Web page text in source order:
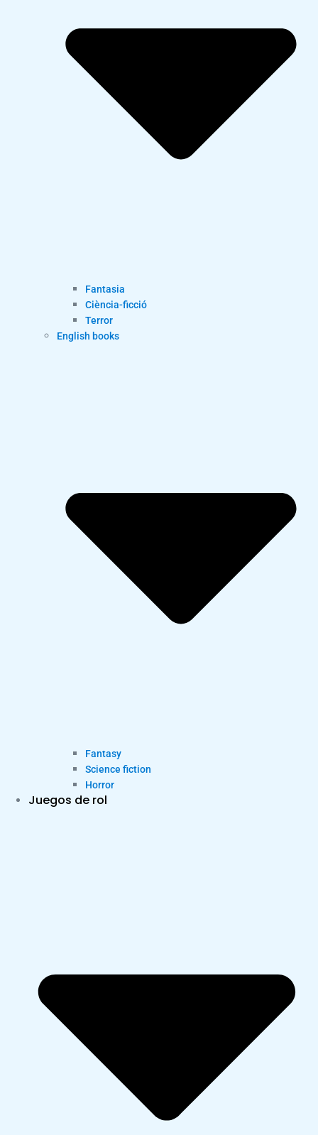
Fantasia
Ciència-ficció
Terror
English books
Fantasy
Science fiction
Horror
Juegos de rol